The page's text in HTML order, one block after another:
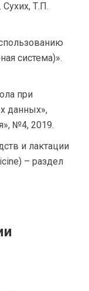
Т.П.
система)».
при
данных»,
№4, 2019.
и лактации
– раздел